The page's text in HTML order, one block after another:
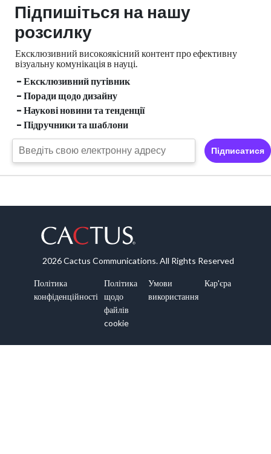
Підпишіться на нашу
розсилку
Ексклюзивний високоякісний контент про ефективну
візуальнукомунікація в науці.
- Ексклюзивний путівник
- Поради щодо дизайну
- Наукові новини та тенденції
- Підручники та шаблони
Підписатися
2026 Cactus Communications. All Rights Reserved
Політика
конфіденційності
Політика
щодо
файлів
cookie
Умови
використання
Кар'єра